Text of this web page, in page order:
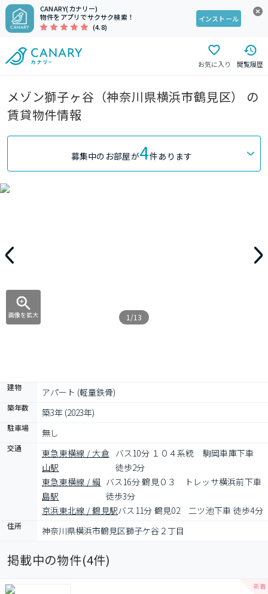
CANARY(カナリー)
物件をアプリでサクサク検索！
(4.8)
インストール
お気に入り 閲覧履歴
メゾン獅子ヶ谷（神奈川県横浜市鶴見区） の
賃貸物件情報
募集中のお部屋が4件あります
画像を拡大 1/13
建物 アパート (軽量鉄骨)
築年数 築3年 (2023年)
駐車場 無し
交通
東急東横線 / 大倉
山駅
バス10分 １０４系統　駒岡車庫下車
徒歩2分
東急東横線 / 綱
島駅
バス16分 鶴見０３　トレッサ横浜前下車
徒歩3分
京浜東北線 / 鶴見駅バス11分 鶴見02　二ツ池下車 徒歩4分
住所 神奈川県横浜市鶴見区獅子ケ谷２丁目
掲載中の物件(4件)